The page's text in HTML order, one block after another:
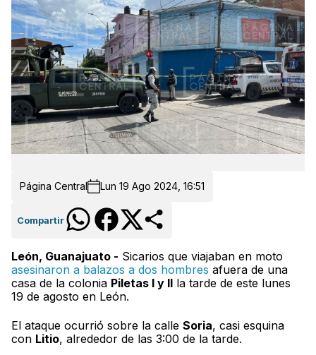
Página Central Lun 19 Ago 2024, 16:51
Compartir
León, Guanajuato - Sicarios que viajaban en moto
asesinaron a balazos a dos hombres afuera de una
casa de la colonia Piletas I y II la tarde de este lunes
19 de agosto en León.
El ataque ocurrió sobre la calle Soria, casi esquina
con Litio, alrededor de las 3:00 de la tarde.